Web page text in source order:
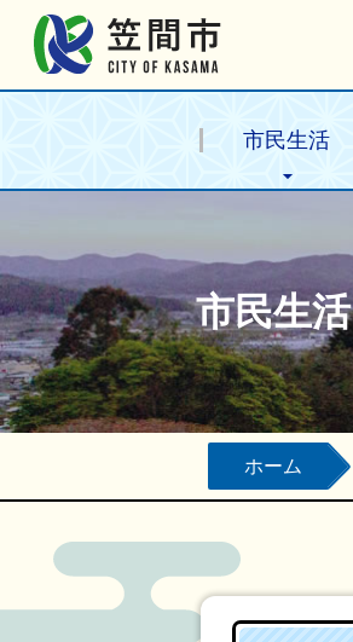
市民生活
市民生活
ホーム